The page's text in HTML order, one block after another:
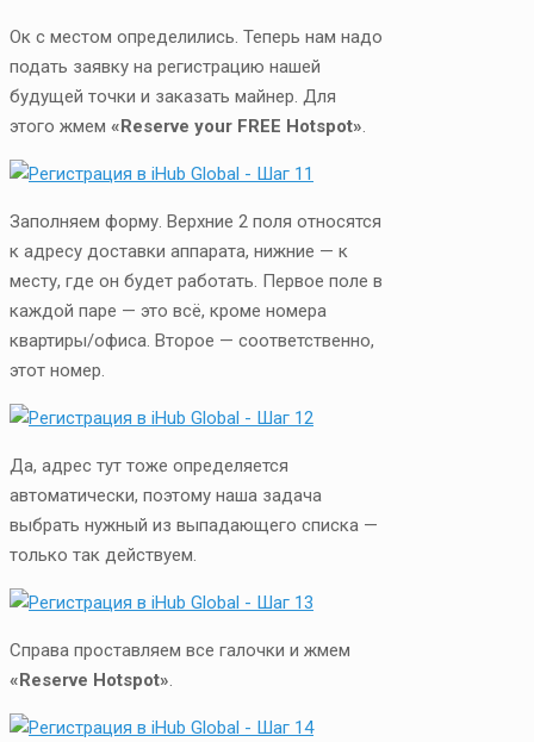
Ок с местом определились. Теперь нам надо
подать заявку на регистрацию нашей
будущей точки и заказать майнер. Для
этого жмем «Reserve your FREE Hotspot»
Заполняем форму. Верхние 2 поля относятся
к адресу доставки аппарата, нижние — к
месту, где он будет работать. Первое поле в
каждой паре — это всё, кроме номера
квартиры/офиса. Второе — соответственно,
этот номер.
Да, адрес тут тоже определяется
автоматически, поэтому наша задача
выбрать нужный из выпадающего списка —
только так действуем.
Справа проставляем все галочки и жмем
«Reserve Hotspot»